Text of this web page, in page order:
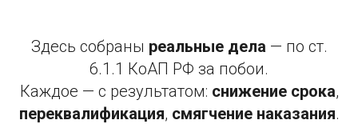
Здесь собраны реальные дела — по ст.
6.1.1 КоАП РФ за побои.
Каждое — с результатом: снижение срока,
переквалификация, смягчение наказания.